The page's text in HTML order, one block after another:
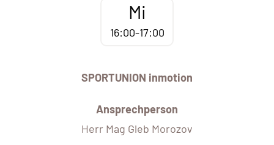
Mi
16:00-17:00
SPORTUNION inmotion
Ansprechperson
Herr Mag Gleb Morozov